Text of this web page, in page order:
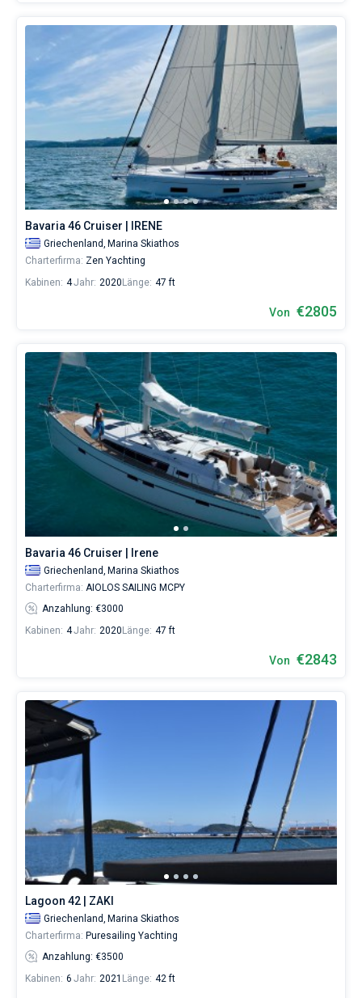
Bavaria 46 Cruiser | IRENE
Griechenland, Marina Skiathos
Charterfirma: Zen Yachting
Kabinen: 4Jahr: 2020 Länge: 47 ft
Von €2805
Bavaria 46 Cruiser | Irene
Griechenland, Marina Skiathos
Charterfirma: AIOLOS SAILING MCPY
Anzahlung: €3000
Kabinen: 4Jahr: 2020 Länge: 47 ft
Von €2843
Lagoon 42 | ZAKI
Griechenland, Marina Skiathos
Charterfirma: Puresailing Yachting
Anzahlung: €3500
Kabinen: 6 Jahr: 2021 Länge: 42 ft